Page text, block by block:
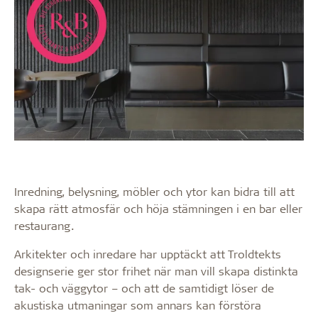
Inredning, belysning, möbler och ytor kan bidra till att
skapa rätt atmosfär och höja stämningen i en bar eller
restaurang.
Arkitekter och inredare har upptäckt att Troldtekts
designserie ger stor frihet när man vill skapa distinkta
tak- och väggytor – och att de samtidigt löser de
akustiska utmaningar som annars kan förstöra